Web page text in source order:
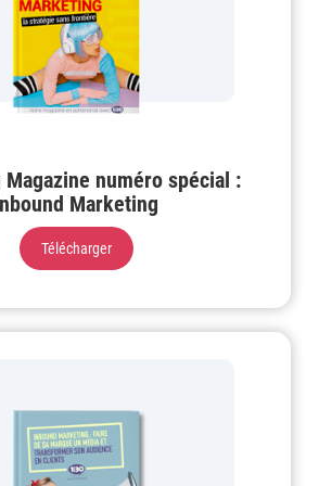
numéro spécial :
Marketing
Télécharger